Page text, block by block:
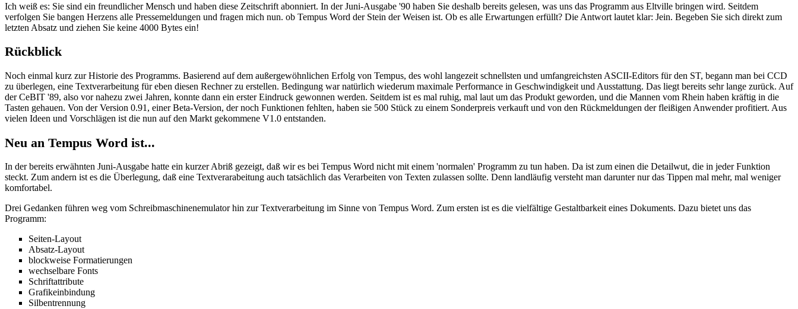
Ich weiß es: Sie sind ein freundlicher Mensch und haben diese Zeitschrift abonniert. In der Juni-Ausgabe '90 haben Sie deshalb bereits gelesen, was uns das Programm aus Eltville bringen wird. Seitdem
verfolgen Sie bangen Herzens alle Pressemeldungen und fragen mich nun. ob Tempus Word der Stein der Weisen ist. Ob es alle Erwartungen erfüllt? Die Antwort lautet klar: Jein. Begeben Sie sich direkt zum
letzten Absatz und ziehen Sie keine 4000 Bytes ein!
Rückblick
Noch einmal kurz zur Historie des Programms. Basierend auf dem außergewöhnlichen Erfolg von Tempus, des wohl langezeit schnellsten und umfangreichsten ASCII-Editors für den ST, begann man bei CCD
zu überlegen, eine Textverarbeitung für eben diesen Rechner zu erstellen. Bedingung war natürlich wiederum maximale Performance in Geschwindigkeit und Ausstattung. Das liegt bereits sehr lange zurück. Auf
der CeBIT '89, also vor nahezu zwei Jahren, konnte dann ein erster Eindruck gewonnen werden. Seitdem ist es mal ruhig, mal laut um das Produkt geworden, und die Mannen vom Rhein haben kräftig in die
Tasten gehauen. Von der Version 0.91, einer Beta-Version, der noch Funktionen fehlten, haben sie 500 Stück zu einem Sonderpreis verkauft und von den Rückmeldungen der fleißigen Anwender profitiert. Aus
vielen Ideen und Vorschlägen ist die nun auf den Markt gekommene V1.0 entstanden.
Neu an Tempus Word ist...
In der bereits erwähnten Juni-Ausgabe hatte ein kurzer Abriß gezeigt, daß wir es bei Tempus Word nicht mit einem 'normalen' Programm zu tun haben. Da ist zum einen die Detailwut, die in jeder Funktion
steckt. Zum andern ist es die Überlegung, daß eine Textverarabeitung auch tatsächlich das Verarbeiten von Texten zulassen sollte. Denn landläufig versteht man darunter nur das Tippen mal mehr, mal weniger
komfortabel.
Drei Gedanken führen weg vom Schreibmaschinenemulator hin zur Textverarbeitung im Sinne von Tempus Word. Zum ersten ist es die vielfältige Gestaltbarkeit eines Dokuments. Dazu bietet uns das
Programm:
Seiten-Layout
Absatz-Layout
blockweise Formatierungen
wechselbare Fonts
Schriftattribute
Grafikeinbindung
Silbentrennung